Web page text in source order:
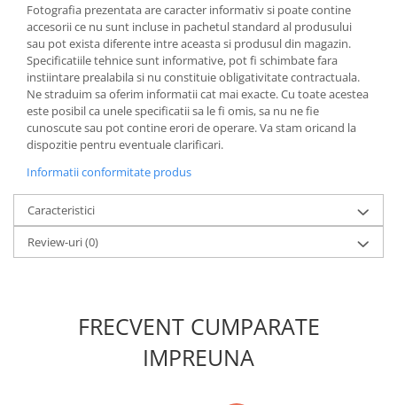
Fotografia prezentata are caracter informativ si poate contine
accesorii ce nu sunt incluse in pachetul standard al produsului
sau pot exista diferente intre aceasta si produsul din magazin.
Specificatiile tehnice sunt informative, pot fi schimbate fara
instiintare prealabila si nu constituie obligativitate contractuala.
Ne straduim sa oferim informatii cat mai exacte. Cu toate acestea
este posibil ca unele specificatii sa le fi omis, sa nu ne fie
cunoscute sau pot contine erori de operare. Va stam oricand la
dispozitie pentru eventuale clarificari.
Informatii conformitate produs
Caracteristici
Review-uri(0)
FRECVENT CUMPARATE
IMPREUNA